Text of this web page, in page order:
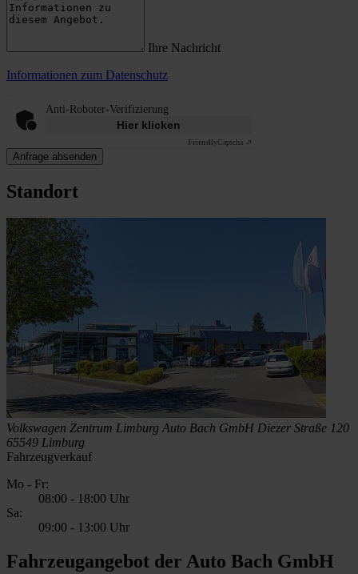
Ihre Nachricht
Informationen zum Datenschutz
Anti-Roboter-Verifizierung
Hier klicken
FriendlyCaptcha ⇗
Anfrage absenden
Standort
Volkswagen Zentrum Limburg Auto Bach GmbH Diezer Straße 120
65549 Limburg
Fahrzeugverkauf
Mo - Fr:
08:00 - 18:00 Uhr
Sa:
09:00 - 13:00 Uhr
Fahrzeugangebot der Auto Bach GmbH